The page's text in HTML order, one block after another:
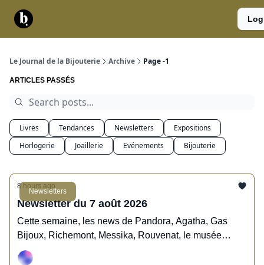
Le Journal de la Bijouterie Archive Page -1
ARTICLES PASSÉS
Livres Tendances Newsletters
Expositions
Horlogerie
Joaillerie Evénements Bijouterie
Newsletters
8 hours ago
Newsletter du 7 août 2026
Cette semaine, les news de Pandora, Agatha, Gas
Bijoux, Richemont, Messika, Rouvenat, le musée
Lalique, Mavelia, Ice Watch, Col&MacArthur.